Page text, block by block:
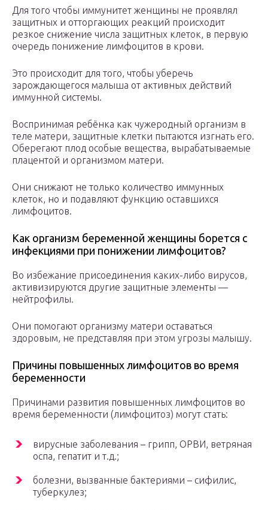
Для того чтобы иммунитет женщины не проявлял
защитных и отторгающих реакций происходит
резкое снижение числа защитных клеток, в первую
очередь понижение лимфоцитов в крови.
Это происходит для того, чтобы уберечь
зарождающегося малыша от активных действий
иммунной системы.
Воспринимая ребёнка как чужеродный организм в
теле матери, защитные клетки пытаются изгнать его.
Оберегают плод особые вещества, вырабатываемые
плацентой и организмом матери.
Они снижают не только количество иммунных
клеток, но и подавляют функцию оставшихся
лимфоцитов.
Как организм беременной женщины борется с
инфекциями при понижении лимфоцитов?
Во избежание присоединения каких-либо вирусов,
активизируются другие защитные элементы —
нейтрофилы.
Они помогают организму матери оставаться
здоровым, не представляя при этом угрозы малышу.
Причины повышенных лимфоцитов во время
беременности
Причинами развития повышенных лимфоцитов во
время беременности (лимфоцитоз) могут стать:
вирусные заболевания – грипп, ОРВИ, ветряная
оспа, гепатит и т.д.;
болезни, вызванные бактериями – сифилис,
туберкулез;